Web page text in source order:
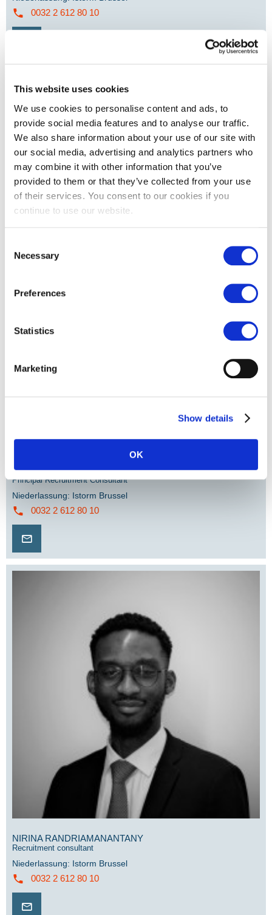
This website uses cookies
We use cookies to personalise content and ads, to
provide social media features and to analyse our traffic.
We also share information about your use of our site with
our social media, advertising and analytics partners who
may combine it with other information that you’ve
provided to them or that they’ve collected from your use
of their services. You consent to our cookies if you
continue to use our website.
Selection
Necessary
Preferences
Statistics
Marketing
Show details
OK
0032 2 612 80 10
Business Director Contracting services
Niederlassung:iStorm Brussel
00032 2 612 80 10
LAURENCE BILLEN
Principal Recruitment Consultant
Niederlassung: Istorm Brussel
0032 2 612 80 10
NIRINA RANDRIAMANANTANY
Recruitment consultant
Niederlassung: Istorm Brussel
0032 2 612 80 10